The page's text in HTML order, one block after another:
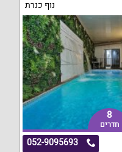
נוף כנרת
8
חדרים
052-9095693